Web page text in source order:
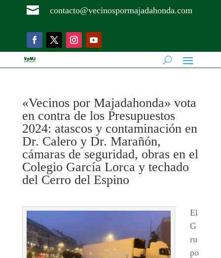
 contacto@vecinospormajadahonda.com
«Vecinos por Majadahonda» vota
en contra de los Presupuestos
2024: atascos y contaminación en
Dr. Calero y Dr. Marañón,
cámaras de seguridad, obras en el
Colegio García Lorca y techado
del Cerro del Espino
El
G
ru
po